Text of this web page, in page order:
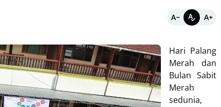
Hari Palang
Merah dan
Bulan Sabit
Merah
sedunia,